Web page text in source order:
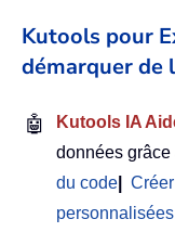
Kutools pour
démarquer de
🤖 Kutools IA
données grâce
du code
personnalisées